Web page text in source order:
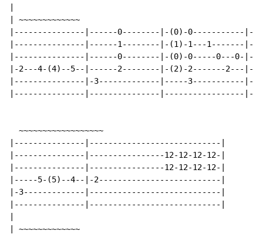
| ~~~~~~~~~~~~~
|---------------|------0--------|-(0)-0-----------
|---------------|------1--------|-(1)-1---1-------
|---------------|------0--------|-(0)-0-----0---0-
|-2---4-(4)--5--|------2--------|-(2)-2-------2---
|---------------|-3-------------|-----3-----------|-
|---------------|---------------|-----------------
  ~~~~~~~~~~~~~~~~~~
|---------------|----------------------------|
|---------------|----------------12-12-12-12-|
|---------------|----------------12-12-12-12-|
|-----5-(5)--4--|-2--------------------------|
|-3-------------|----------------------------|
|---------------|----------------------------|
| ~~~~~~~~~~~~~